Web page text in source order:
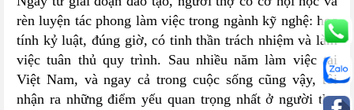
rèn luyện tác phong làm việc trong ngành kỹ nghệ: học
tính kỷ luật, đúng giờ, có tinh thần trách nhiệm và làm
việc tuân thủ quy trình. Sau nhiều năm làm việc tại
Việt Nam, và ngay cả trong cuộc sống cũng vậy, tôi
nhận ra những điểm yếu quan trọng nhất ở người thợ